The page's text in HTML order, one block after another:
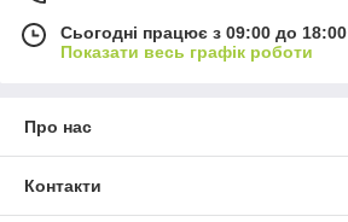
Сьогодні працює з 09:00 до 18:00
Показати весь графік роботи
Про нас
Контакти